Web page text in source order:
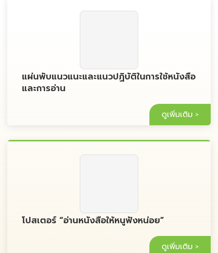
แผ่นพับแนวแนะและแนวปฏิบัติในการใช้หนังสือ
และการอ่าน
ดูเพิ่มเติม
โปสเตอร์ “อ่านหนังสือให้หนูฟังหน่อย”
ดูเพิ่มเติม